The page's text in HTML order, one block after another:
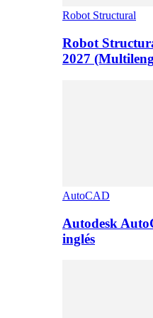
Robot Structural
Robot
2027
AutoCAD
Autodesk
inglés